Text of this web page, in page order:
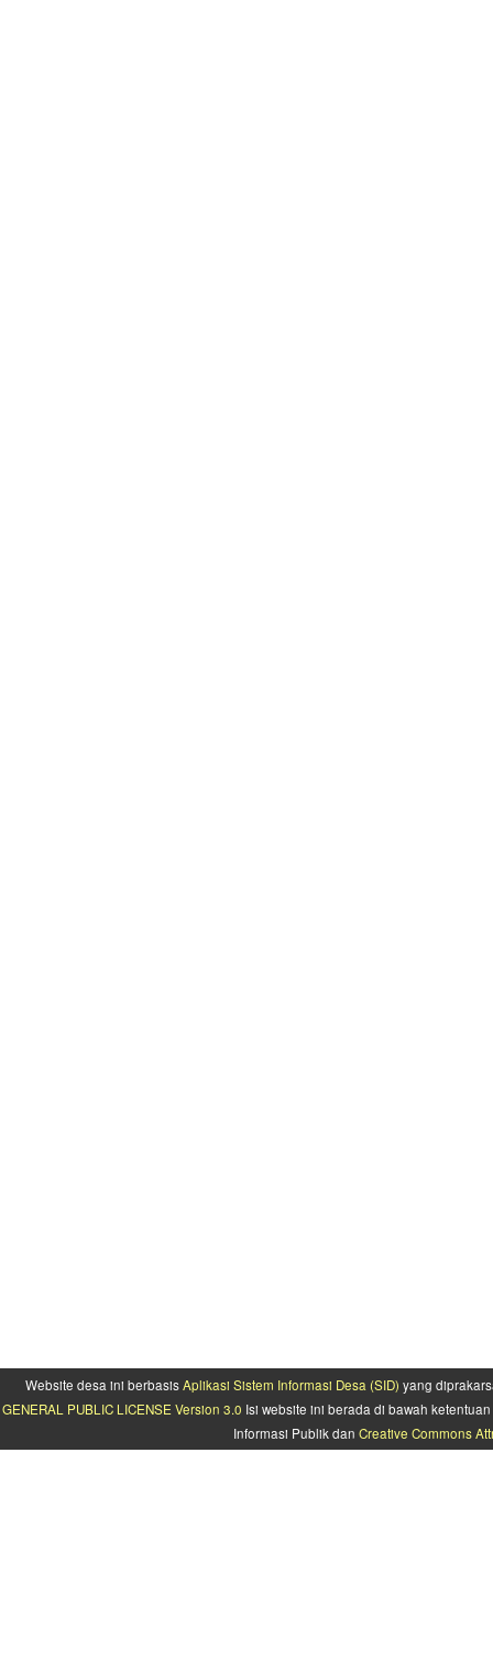
Website desa ini berbasisAplikasi Sistem Informasi Desa (SID) yang
GENERAL PUBLIC LICENSE Version 3.0 Isi website ini berada di bawah
Informasi Publik dan Creative Commons